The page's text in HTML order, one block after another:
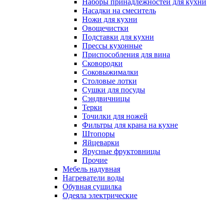
Наборы принадлежностей для кухни
Насадки на смеситель
Ножи для кухни
Овощечистки
Подставки для кухни
Прессы кухонные
Приспособления для вина
Сковородки
Соковыжималки
Столовые лотки
Сушки для посуды
Сэндвичницы
Терки
Точилки для ножей
Фильтры для крана на кухне
Штопоры
Яйцеварки
Ярусные фруктовницы
Прочие
Мебель надувная
Нагреватели воды
Обувная сушилка
Одеяла электрические